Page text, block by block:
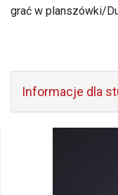
grać w planszówki/
Informacje dla